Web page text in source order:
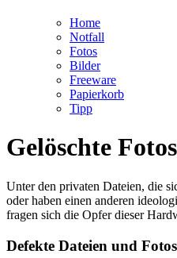
Home
Notfall
Fotos
Bilder
Freeware
Papierkorb
Tipp
Gelöschte
Unter den privaten Dateien, die
oder haben einen anderen
fragen sich die Opfer dieser
Defekte Dateien und